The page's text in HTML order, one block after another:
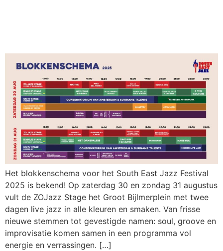
Het blokkenschema voor het South East Jazz Festival
2025 is bekend! Op zaterdag 30 en zondag 31 augustus
vult de ZOJazz Stage het Groot Bijlmerplein met twee
dagen live jazz in alle kleuren en smaken. Van frisse
nieuwe stemmen tot gevestigde namen: soul, groove en
improvisatie komen samen in een programma vol
energie en verrassingen. […]